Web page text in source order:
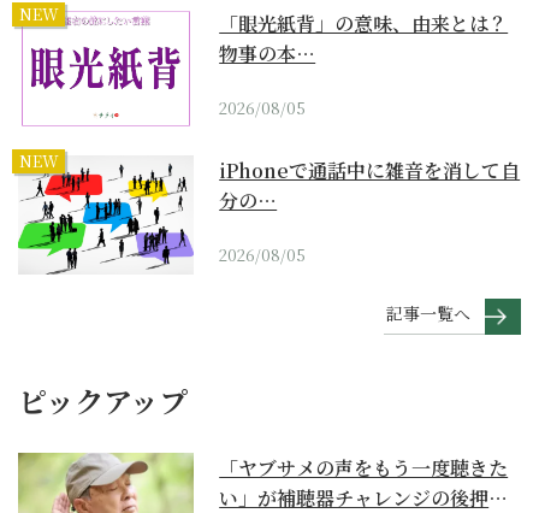
NEW
「眼光紙背」の意味、由来とは？
物事の本…
2026/08/05
NEW
iPhoneで通話中に雑音を消して自
分の…
2026/08/05
記事一覧へ
ピックアップ
「ヤブサメの声をもう一度聴きた
い」が補聴器チャレンジの後押し